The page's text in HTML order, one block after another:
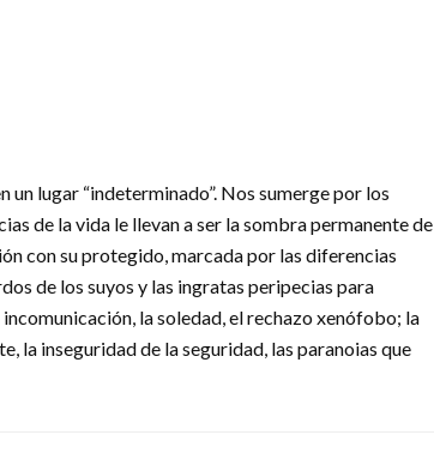
un lugar “indeterminado”. Nos sumerge por los
de la vida le llevan a ser la sombra permanente de
con su protegido, marcada por las diferencias
de los suyos y las ingratas peripecias para
la soledad, el rechazo xenófobo; la
la inseguridad de la seguridad, las paranoias que